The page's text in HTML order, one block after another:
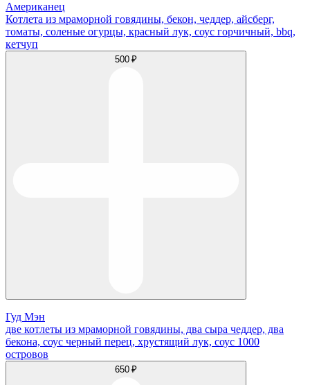
Американец
Котлета из мраморной говядины, бекон, чеддер, айсберг,
томаты, соленые огурцы, красный лук, соус горчичный, bbq,
кетчуп
500 ₽
Гуд Мэн
две котлеты из мраморной говядины, два сыра чеддер, два
бекона, соус черный перец, хрустящий лук, соус 1000
островов
650 ₽